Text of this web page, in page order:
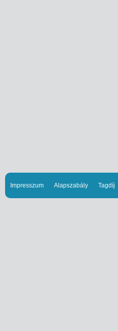
Impresszum Alapszabály Tagdíj